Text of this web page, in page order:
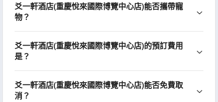
爻一軒酒店(重慶悅來國際博覽中心店)能否攜帶寵
物？
爻一軒酒店(重慶悅來國際博覽中心店)的預訂費用
是？
爻一軒酒店(重慶悅來國際博覽中心店)能否免費取
消？